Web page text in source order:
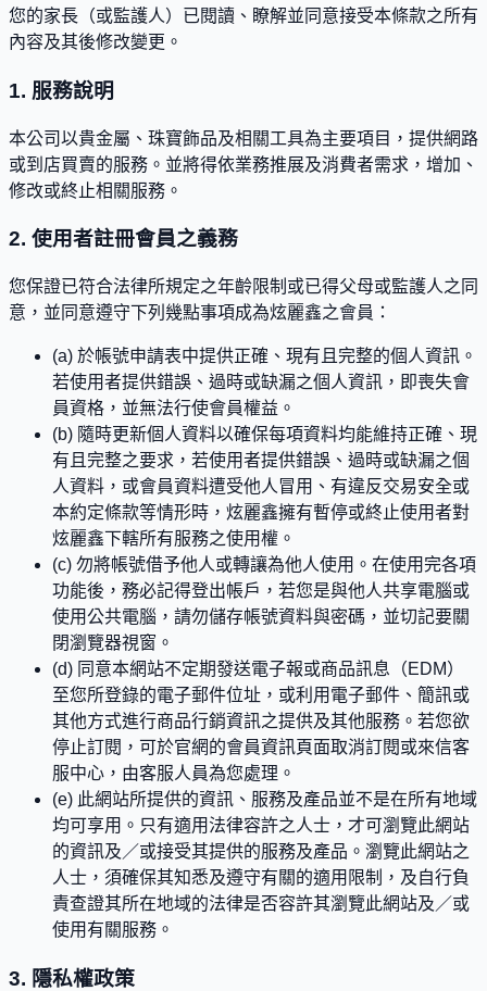
您的家長（或監護人）已閱讀、瞭解並同意接受本條款之所有
內容及其後修改變更。
1. 服務說明
本公司以貴金屬、珠寶飾品及相關工具為主要項目，提供網路
或到店買賣的服務。並將得依業務推展及消費者需求，增加、
修改或終止相關服務。
2. 使用者註冊會員之義務
您保證已符合法律所規定之年齡限制或已得父母或監護人之同
意，並同意遵守下列幾點事項成為炫麗鑫之會員：
(a) 於帳號申請表中提供正確、現有且完整的個人資訊。
若使用者提供錯誤、過時或缺漏之個人資訊，即喪失會
員資格，並無法行使會員權益。
(b) 隨時更新個人資料以確保每項資料均能維持正確、現
有且完整之要求，若使用者提供錯誤、過時或缺漏之個
人資料，或會員資料遭受他人冒用、有違反交易安全或
本約定條款等情形時，炫麗鑫擁有暫停或終止使用者對
炫麗鑫下轄所有服務之使用權。
(c) 勿將帳號借予他人或轉讓為他人使用。在使用完各項
功能後，務必記得登出帳戶，若您是與他人共享電腦或
使用公共電腦，請勿儲存帳號資料與密碼，並切記要關
閉瀏覽器視窗。
(d) 同意本網站不定期發送電子報或商品訊息（EDM）
至您所登錄的電子郵件位址，或利用電子郵件、簡訊或
其他方式進行商品行銷資訊之提供及其他服務。若您欲
停止訂閱，可於官網的會員資訊頁面取消訂閱或來信客
服中心，由客服人員為您處理。
(e) 此網站所提供的資訊、服務及產品並不是在所有地域
均可享用。只有適用法律容許之人士，才可瀏覽此網站
的資訊及／或接受其提供的服務及產品。瀏覽此網站之
人士，須確保其知悉及遵守有關的適用限制，及自行負
責查證其所在地域的法律是否容許其瀏覽此網站及／或
使用有關服務。
3. 隱私權政策